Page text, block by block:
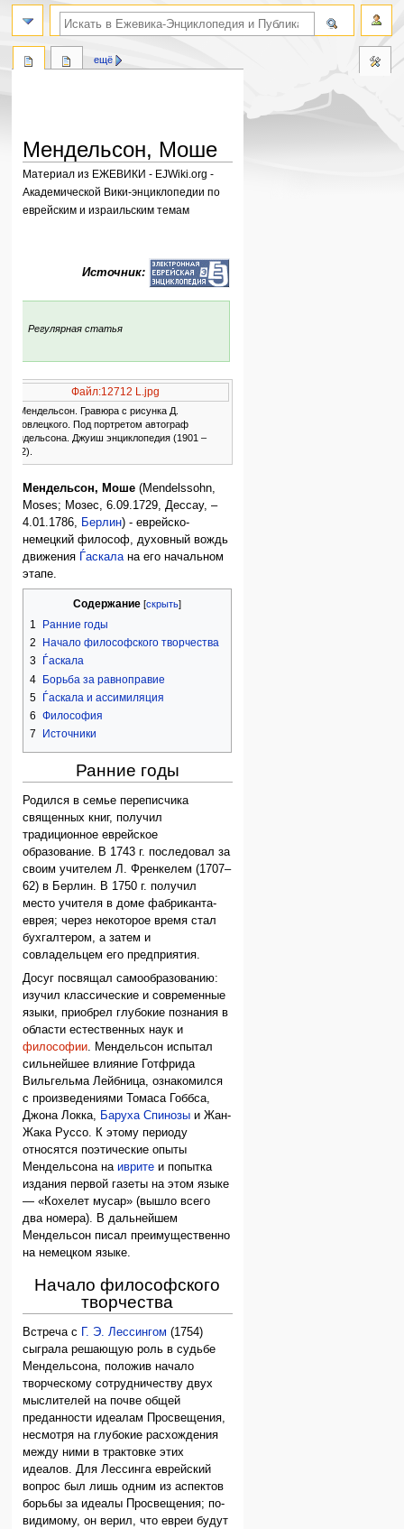
Мендельсон, Моше
Материал из ЕЖЕВИКИ - EJWiki.org -
Академической Вики-энциклопедии по
еврейским и израильским темам
Источник:
Регулярная статья
Файл:12712 L.jpg
М. Мендельсон. Гравюра с рисунка Д.
Ходовлецкого. Под портретом автограф
Мендельсона. Джуиш энциклопедия (1901 –
1912).
Мендельсон, Моше (Mendelssohn,
Moses; Мозес, 6.09.1729, Дессау, –
4.01.1786, Берлин) - еврейско-
немецкий философ, духовный вождь
движения
Ѓаскалана его начальном
этапе.
Содержание
1
Ранние годы
2
Начало философского творчества
3
Ѓаскала
4 Борьба за равноправие
5 Ѓаскала и ассимиляция
6 Философия
7
Источники
Ранние годы
Родился в семье переписчика
священных книг, получил
традиционное еврейское
образование. В 1743 г. последовал за
своим учителем Л. Френкелем (1707–
62) в Берлин. В 1750 г. получил
место учителя в доме фабриканта-
еврея; через некоторое время стал
бухгалтером, а затем и
совладельцем его предприятия.
Досуг посвящал самообразованию:
изучил классические и современные
языки, приобрел глубокие познания в
области естественных наук и
философии. Мендельсон испытал
сильнейшее влияние Готфрида
Вильгельма Лейбница, ознакомился
с произведениями Томаса Гоббса,
Джона Локка, Баруха Спинозы и Жан-
Жака Руссо. К этому периоду
относятся поэтические опыты
Мендельсона наиврите и попытка
издания первой газеты на этом языке
— «Кохелет мусар» (вышло всего
два номера). В дальнейшем
Мендельсон писал преимущественно
на немецком языке.
Начало философского
творчества
Встреча с Г. Э. Лессингом (1754)
сыграла решающую роль в судьбе
Мендельсона, положив начало
творческому сотрудничеству двух
мыслителей на почве общей
преданности идеалам Просвещения,
несмотря на глубокие расхождения
между ними в трактовке этих
идеалов. Для Лессинга еврейский
вопрос был лишь одним из аспектов
борьбы за идеалы Просвещения; по-
видимому, он верил, что евреи будут
ещё
поиск по словам